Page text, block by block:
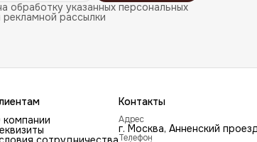
обработку указанных персональных
рассылки
Контакты
Адрес
г. Москва, Анненский
Телефон